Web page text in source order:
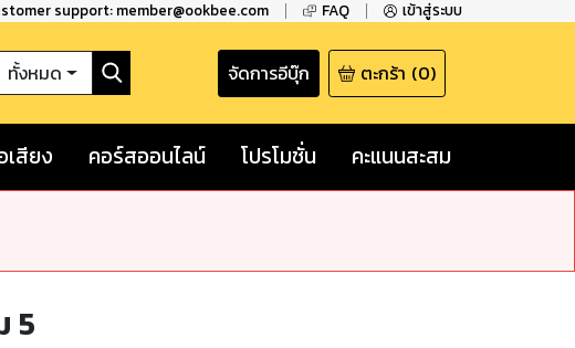
support: member@ookbee.com FAQ เข้าสู่ระบบ
ทั้งหมด จัดการอีบุ๊ก ตะกร้า (0)
สียง คอร์สออนไลน์ โปรโมชั่น คะแนนสะสม
5